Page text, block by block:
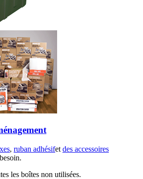
, ruban adhésifet des accessoires
les boîtes non utilisées.